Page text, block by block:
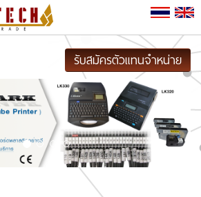
รับสมัครตัวแทนจำหน่าย